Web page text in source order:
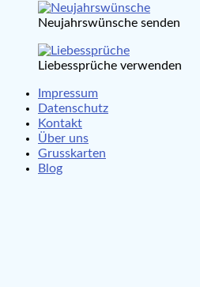
Neujahrswünsche senden
Liebessprüche verwenden
Impressum
Datenschutz
Kontakt
Über uns
Grusskarten
Blog